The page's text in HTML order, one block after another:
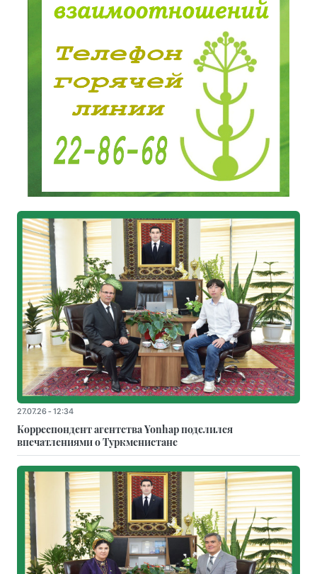
27.07.26 - 12:34
Корреспондент агентства Yonhap поделился
впечатлениями о Туркменистане